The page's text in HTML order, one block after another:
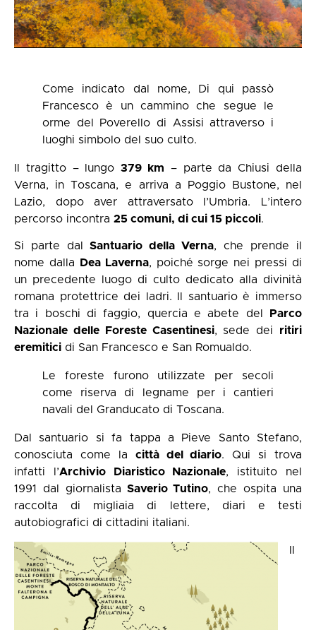
Come indicato dal nome, Di qui passò
Francesco è un cammino che segue le
orme del Poverello di Assisi attraverso i
luoghi simbolo del suo culto.
Il tragitto – lungo379 km – parte da Chiusi della
Verna, in Toscana, e arriva a Poggio Bustone, nel
Lazio, dopo aver attraversato l’Umbria. L’intero
percorso incontra 25 comuni, di cui 15 piccoli.
Si parte dal Santuario della Verna, che prende il
nome dalla
Dea Laverna, poiché sorge nei pressi di
un precedente luogo di culto dedicato alla divinità
romana protettrice dei ladri. Il santuario è immerso
tra i boschi di faggio, quercia e abete del
Parco
Nazionale delle Foreste Casentinesi, sede dei ritiri
eremitici di San Francesco e San Romualdo.
Le foreste furono utilizzate per secoli
come riserva di legname per i cantieri
navali del Granducato di Toscana.
Dal santuario si fa tappa a Pieve Santo Stefano,
conosciuta come la città del diario. Qui si trova
infatti l’Archivio Diaristico Nazionale, istituito nel
1991 dal giornalista Saverio Tutino, che ospita una
raccolta di migliaia di lettere, diari e testi
autobiografici di cittadini italiani.